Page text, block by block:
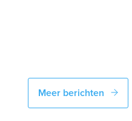
Meer berichten